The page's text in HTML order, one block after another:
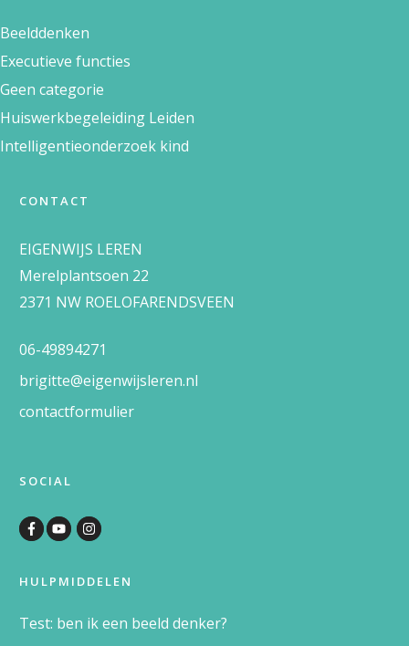
Beelddenken
Executieve functies
Geen categorie
Huiswerkbegeleiding Leiden
Intelligentieonderzoek kind
CONTACT
EIGENWIJS LEREN
Merelplantsoen 22
2371 NW ROELOFARENDSVEEN
06-49894271
brigitte@eigenwijsleren.nl
contactformulier
SOCIAL
HULPMIDDELEN
Test: ben ik een beeld denker?